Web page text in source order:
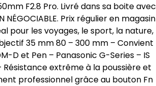
F2.8 Pro. Livré dans sa boite avec
Prix régulier en magasin
pour les voyages, le sport, la nature,
35 mm 80 – 300 mm – Convient
D et Pen – Panasonic G-Series – IS
extrême à la poussière et
professionnel grâce au bouton Fn